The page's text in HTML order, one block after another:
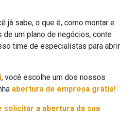
já sabe, o que é, como montar e
de um plano de negócios, conte
time de especialistas para abrir
, você escolhe um dos nossos
abertura de empresa grátis!
solicitar a abertura da sua